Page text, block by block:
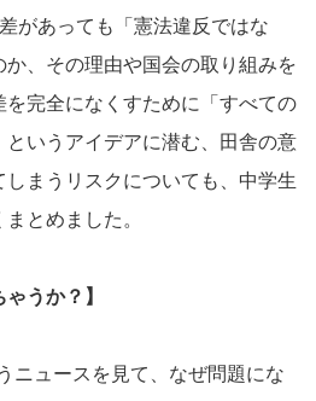
があっても「憲法違反ではな
、その理由や国会の取り組みを
完全になくすために「すべての
いうアイデアに潜む、田舎の意
しまうリスクについても、中学生
とめました。
うか？】
ニュースを見て、なぜ問題にな